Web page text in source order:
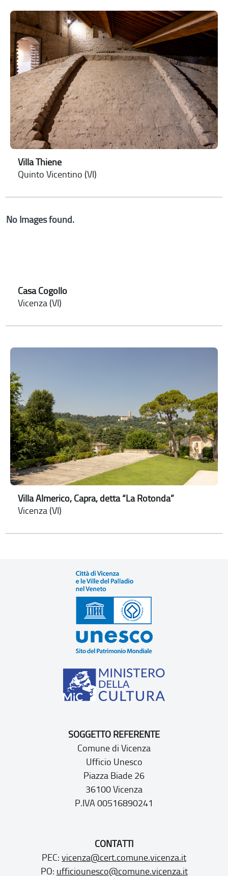
Villa Thiene
Quinto Vicentino (VI)
No Images found.
Casa Cogollo
Vicenza (VI)
Villa Almerico, Capra, detta “La Rotonda”
Vicenza (VI)
SOGGETTO REFERENTE
Comune di Vicenza
Ufficio Unesco
Piazza Biade 26
36100 Vicenza
P.IVA 00516890241
CONTATTI
PEC: vicenza@cert.comune.vicenza.it
PO: ufficiounesco@comune.vicenza.it